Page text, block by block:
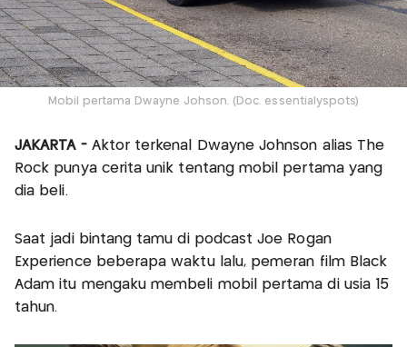
Mobil pertama Dwayne Johson. (Doc. essentialyspots)
JAKARTA - Aktor terkenal Dwayne Johnson alias The
Rock punya cerita unik tentang mobil pertama yang
dia beli.
Saat jadi bintang tamu di podcast Joe Rogan
Experience beberapa waktu lalu, pemeran film Black
Adam itu mengaku membeli mobil pertama di usia 15
tahun.